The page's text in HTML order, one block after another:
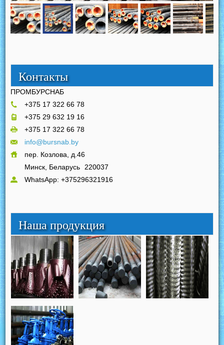
Контакты
ПРОМБУРСНАБ
+375 17 322 66 78
+375 29 632 19 16
+375 17 322 66 78
info@bursnab.by
пер. Козлова, д.46
Минск, Беларусь 220037
WhatsApp: +375296321916
Наша продукция